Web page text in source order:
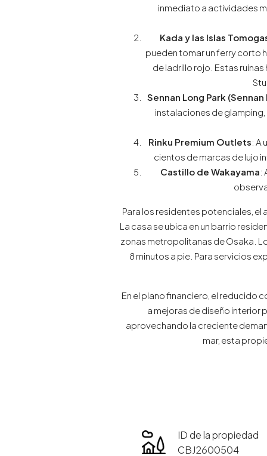
inmediato a actividades
Kada y las Islas
pueden tomar un ferry corto
de ladrillo rojo. Estas
Sennan Long Park (Sennan
instalaciones de glamping,
Rinku Premium Outlets: A
cientos de marcas de lujo
Castillo de Wakayama:
Para los residentes potenciales, el
La casa se ubica en un barrio
zonas metropolitanas de Osaka.
8 minutos a pie. Para servicios
En el plano financiero, el reducido
a mejoras de diseño interior
aprovechando la creciente
mar, esta
ID de la propiedad
CBJ2600504